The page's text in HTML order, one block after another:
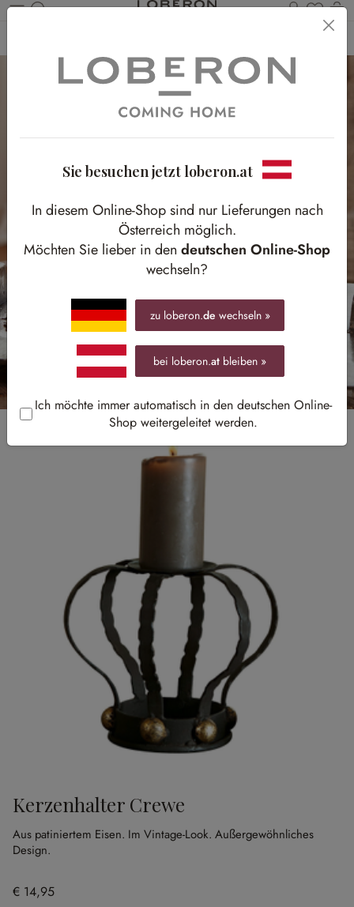
Du
Kerzenhalter Crewe
Aus patiniertem Eisen. Im Vintage-Look. Außergewöhnliches
Design.
€ 14,95
Sie besuchen jetzt loberon.at
In diesem Online-Shop sind nur Lieferungen nach
Österreich möglich.
Möchten Sie lieber in den deutschen Online-Shop
wechseln?
zu loberon.de wechseln »
bei loberon.at bleiben »
Ich möchte immer automatisch in den deutschen Online-
Shop weitergeleitet werden.